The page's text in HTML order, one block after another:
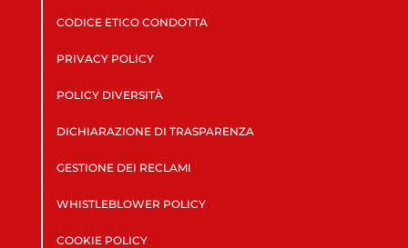
CODICE ETICO CONDOTTA
PRIVACY POLICY
POLICY DIVERSITÀ
DICHIARAZIONE DI TRASPARENZA
GESTIONE DEI RECLAMI
WHISTLEBLOWER POLICY
COOKIE POLICY